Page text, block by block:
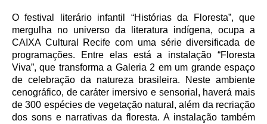
O festival literário infantil “Histórias da Floresta”, que
mergulha no universo da literatura indígena, ocupa a
CAIXA Cultural Recife com uma série diversificada de
programações. Entre elas está a instalação “Floresta
Viva”, que transforma a Galeria 2 em um grande espaço
de celebração da natureza brasileira. Neste ambiente
cenográfico, de caráter imersivo e sensorial, haverá mais
de 300 espécies de vegetação natural, além da recriação
dos sons e narrativas da floresta. A instalação também